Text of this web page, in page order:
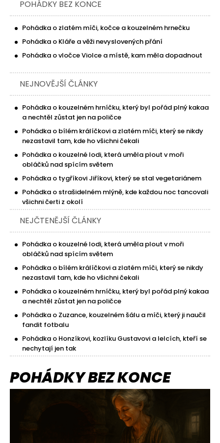
POHÁDKY BEZ KONCE
Pohádka o zlatém míči, kočce a kouzelném hrnečku
Pohádka o Kláře a věži nevyslovených přání
Pohádka o vločce Violce a místě, kam měla dopadnout
NEJNOVĚJŠÍ ČLÁNKY
Pohádka o kouzelném hrníčku, který byl pořád plný kakaa
a nechtěl zůstat jen na poličce
Pohádka o bílém králíčkovi a zlatém míči, který se nikdy
nezastavil tam, kde ho všichni čekali
Pohádka o kouzelné lodi, která uměla plout v moři
obláčků nad spícím světem
Pohádka o tygříkovi Jiříkovi, který se stal vegetariánem
Pohádka o strašidelném mlýně, kde každou noc tancovali
všichni čerti z okolí
NEJČTENĚJŠÍ ČLÁNKY
Pohádka o kouzelné lodi, která uměla plout v moři
obláčků nad spícím světem
Pohádka o bílém králíčkovi a zlatém míči, který se nikdy
nezastavil tam, kde ho všichni čekali
Pohádka o kouzelném hrníčku, který byl pořád plný kakaa
a nechtěl zůstat jen na poličce
Pohádka o Zuzance, kouzelném šálu a míči, který ji naučil
fandit fotbalu
Pohádka o Honzíkovi, kozlíku Gustavovi a lelcích, kteří se
nechytají jen tak
POHÁDKY BEZ KONCE